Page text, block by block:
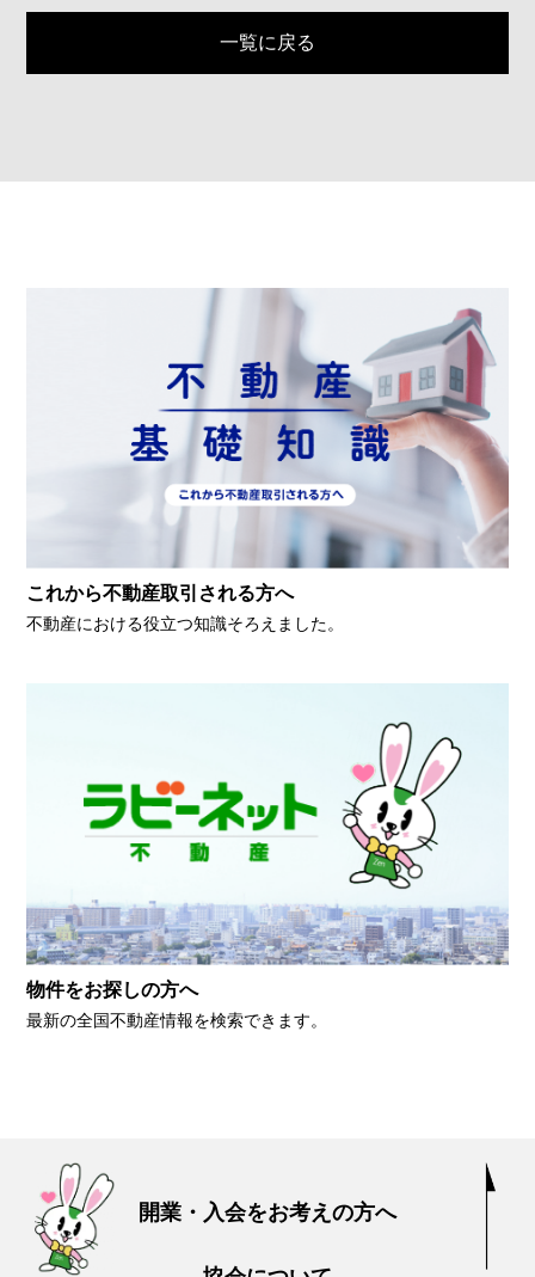
一覧に戻る
これから不動産取引される方へ
不動産における役立つ知識そろえました。
物件をお探しの方へ
最新の全国不動産情報を検索できます。
開業・入会をお考えの方へ